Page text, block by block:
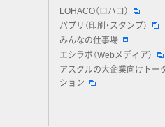
LOHACO（ロハコ）
パプリ（印刷・スタンプ）
みんなの仕事場
エシラボ（Webメディア）
アスクルの大企業向けトー
ション